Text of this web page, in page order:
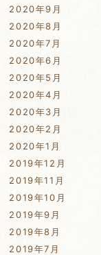
2020年9月
2020年8月
2020年7月
2020年6月
2020年5月
2020年4月
2020年3月
2020年2月
2020年1月
2019年12月
2019年11月
2019年10月
2019年9月
2019年8月
2019年7月